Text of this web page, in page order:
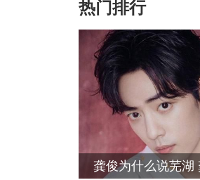
热门排行
龚俊为什么说芜湖